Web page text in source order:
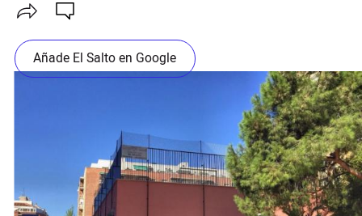
Añade El Salto en Google